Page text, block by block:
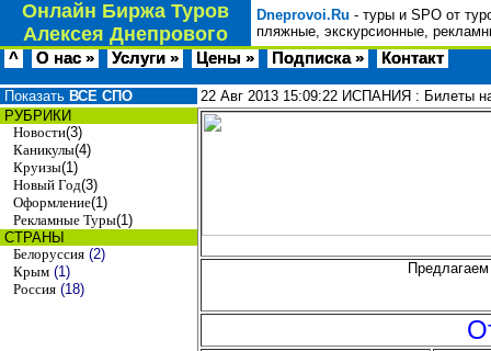
Онлайн Биржа Туров
Алексея Днепрового
Dneprovoi.Ru - туры и SPO от
пляжные, экскурсионные,
^ О нас » Услуги » Цены » Подписка » Контакт
Показать ВСЕ СПО
РУБРИКИ
Новости(3)
Каникулы(4)
Круизы(1)
Новый Год(3)
Оформление(1)
Рекламные Туры(1)
СТРАНЫ
Белоруссия (2)
Крым (1)
Россия (18)
22 Авг 2013 15:09:22 ИСПАНИЯ : Билеты